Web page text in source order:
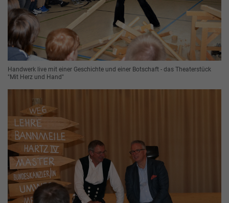
Handwerk live mit einer Geschichte und einer Botschaft - das Theaterstück
"Mit Herz und Hand"